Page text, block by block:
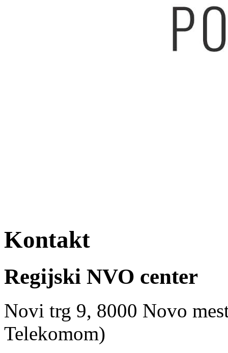
Kontakt
Regijski NVO center
Novi trg 9, 8000 Novo
Telekomom)